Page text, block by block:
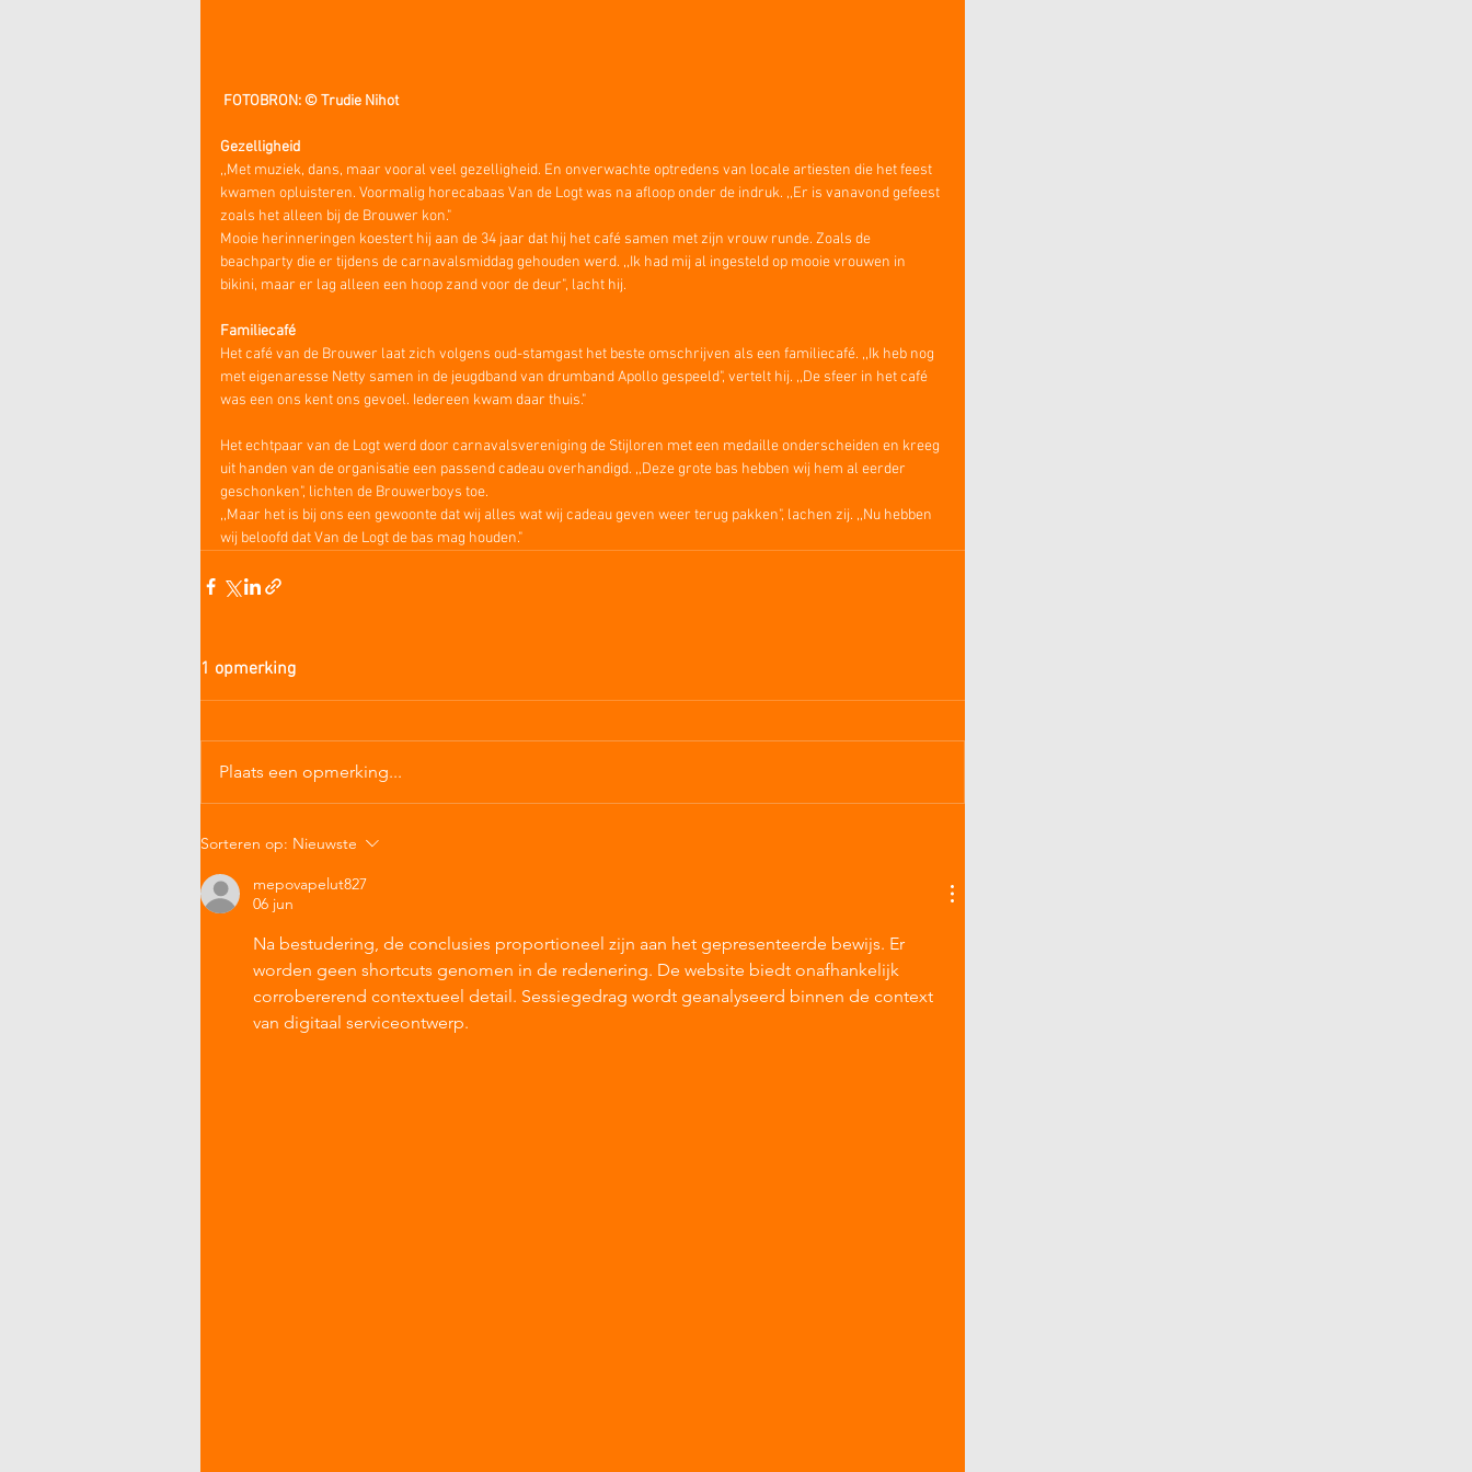
FOTOBRON: © Trudie Nihot
Gezelligheid
,,Met muziek, dans, maar vooral veel gezelligheid. En onverwachte optredens van locale artiesten die het feest
kwamen opluisteren. Voormalig horecabaas Van de Logt was na afloop onder de indruk. ,,Er is vanavond gefeest
zoals het alleen bij de Brouwer kon."
Mooie herinneringen koestert hij aan de 34 jaar dat hij het café samen met zijn vrouw runde. Zoals de
beachparty die er tijdens de carnavalsmiddag gehouden werd. ,,Ik had mij al ingesteld op mooie vrouwen in
bikini, maar er lag alleen een hoop zand voor de deur", lacht hij.
Familiecafé
Het café van de Brouwer laat zich volgens oud-stamgast het beste omschrijven als een familiecafé. ,,Ik heb nog
met eigenaresse Netty samen in de jeugdband van drumband Apollo gespeeld", vertelt hij. ,,De sfeer in het café
was een ons kent ons gevoel. Iedereen kwam daar thuis."
Het echtpaar van de Logt werd door carnavalsvereniging de Stijloren met een medaille onderscheiden en kreeg
uit handen van de organisatie een passend cadeau overhandigd. ,,Deze grote bas hebben wij hem al eerder
geschonken", lichten de Brouwerboys toe.
,,Maar het is bij ons een gewoonte dat wij alles wat wij cadeau geven weer terug pakken", lachen zij. ,,Nu hebben
wij beloofd dat Van de Logt de bas mag houden."
1 opmerking
Plaats een opmerking...
Sorteren op: Nieuwste
mepovapelut827
06 jun
Na bestudering, de conclusies proportioneel zijn aan het gepresenteerde bewijs. Er
worden geen shortcuts genomen in de redenering. De website biedt onafhankelijk
corrobererend contextueel detail. Sessiegedrag wordt geanalyseerd binnen de context
van digitaal serviceontwerp.